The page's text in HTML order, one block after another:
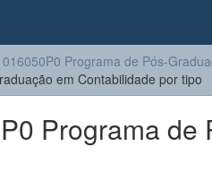
Programa de Pós-
em Contabilidade por tipo
Programa de